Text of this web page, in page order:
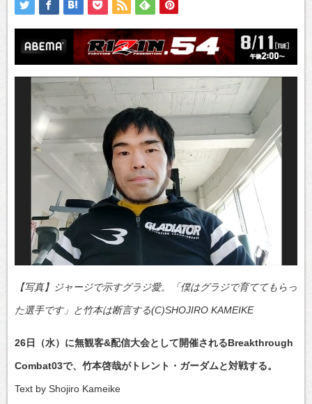
【写真】ジャージで示すグラジ愛。「僕はグラジで育ててもらっ
た選手です」と竹本は断言する(C)SHOJIRO KAMEIKE
26日（水）に無観客&配信大会として開催されるBreakthrough
Combat03で、竹本啓哉がトレント・ガーダムと対戦する。
Text by Shojiro Kameike